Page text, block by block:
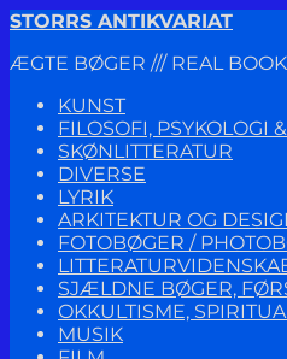
Spring
navigation
Spring
indhold
STORRS ANTIKVARIAT
ÆGTE BØGER /// REAL
KUNST
FILOSOFI, PSYKOLOGI
SKØNLITTERATUR
DIVERSE
LYRIK
ARKITEKTUR OG
FOTOBØGER /
SJÆLDNE BØGER,
OKKULTISME,
MUSIK